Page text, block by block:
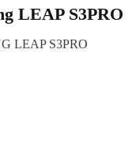
LEAP S3PRO
LEAP S3PRO